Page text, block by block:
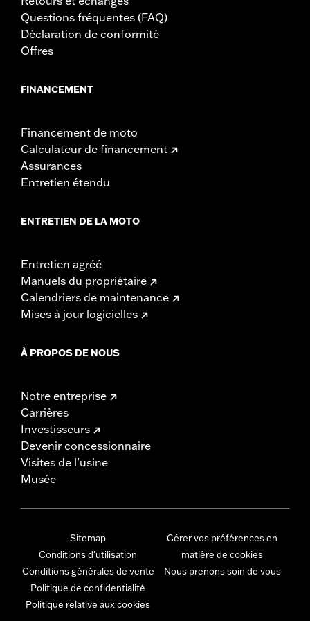
Questions fréquentes (FAQ)
Déclaration de conformité
Offres
FINANCEMENT
Financement de moto
Calculateur de financement
Assurances
Entretien étendu
ENTRETIEN DE LA MOTO
Entretien agréé
Manuels du propriétaire
Calendriers de maintenance
Mises à jour logicielles
À PROPOS DE NOUS
Notre entreprise
Carrières
Investisseurs
Devenir concessionnaire
Visites de l’usine
Musée
Sitemap
Conditions d'utilisation
Conditions générales de vente
Politique de confidentialité
Politique relative aux cookies
Gérer vos préférences en
matière de cookies
Nous prenons soin de vous